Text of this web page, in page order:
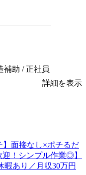
補助 / 正社員
詳細を表示